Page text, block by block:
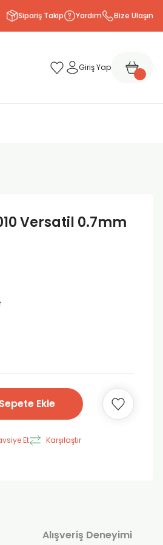
Sipariş Takip Yardım Bize Ulaşın
Giriş Yap
Versatil 0.7mm
Sepete Ekle
Et Karşılaştır
Alışveriş Deneyimi